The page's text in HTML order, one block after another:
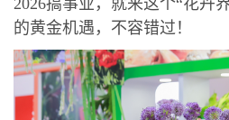
2026搞事业，就来这个“花卉
的黄金机遇，不容错过！